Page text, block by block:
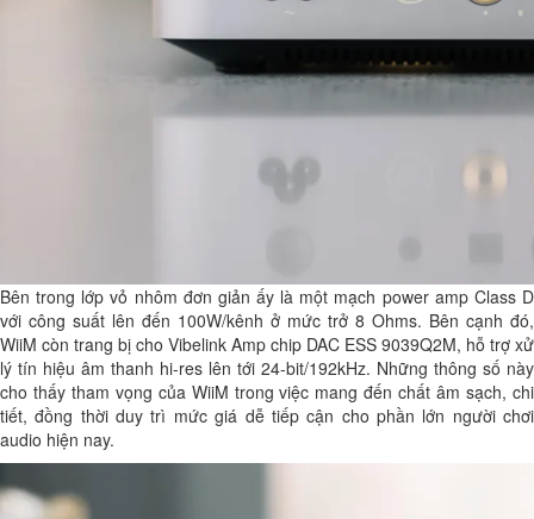
Bên trong lớp vỏ nhôm đơn giản ấy là một mạch power amp Class D
với công suất lên đến 100W/kênh ở mức trở 8 Ohms. Bên cạnh đó,
WiiM còn trang bị cho Vibelink Amp chip DAC ESS 9039Q2M, hỗ trợ xử
lý tín hiệu âm thanh hi-res lên tới 24-bit/192kHz. Những thông số này
cho thấy tham vọng của WiiM trong việc mang đến chất âm sạch, chi
tiết, đồng thời duy trì mức giá dễ tiếp cận cho phần lớn người chơi
audio hiện nay.